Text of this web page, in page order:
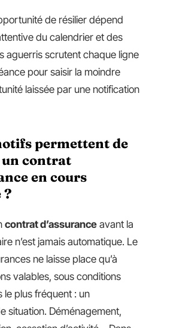
de résilier dépend
du calendrier et des
aguerris scrutent chaque ligne
pour saisir la moindre
laissée par une notification
permettent de
contrat
en cours
?
contrat d’assurance avant la
n’est jamais automatique. Le
ne laisse place qu’à
valables, sous conditions
le plus fréquent : un
situation. Déménagement,